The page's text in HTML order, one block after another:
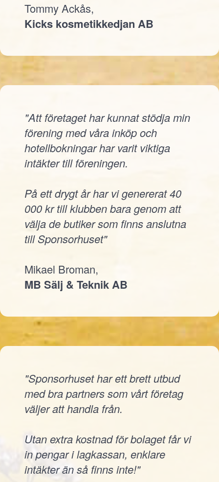
Tommy Ackås,
Kicks kosmetikkedjan AB
"Att företaget har kunnat stödja min
förening med våra inköp och
hotellbokningar har varit viktiga
intäkter till föreningen.
På ett drygt år har vi genererat 40
000 kr till klubben bara genom att
välja de butiker som finns anslutna
till Sponsorhuset"
Mikael Broman,
MB Sälj & Teknik AB
"Sponsorhuset har ett brett utbud
med bra partners som vårt företag
väljer att handla från.
Utan extra kostnad för bolaget får vi
in pengar i lagkassan, enklare
intäkter än så finns inte!"